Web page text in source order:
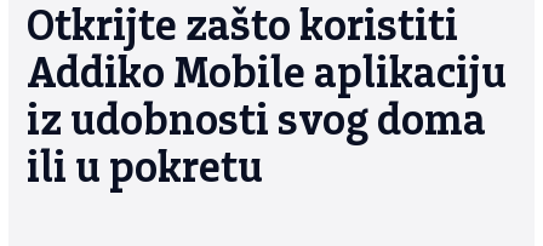
Otkrijte zašto koristiti
Addiko Mobile aplikaciju
iz udobnosti svog doma
ili u pokretu